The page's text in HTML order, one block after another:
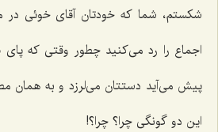
شكستم، شما كه خودتان آقای خوئی در
اجماع را رد می‌كنید چطور وقتی كه پای
پیش می‌آید دستتان می‌لرزد و به همان
این دو گونگی چرا؟ چرا؟!